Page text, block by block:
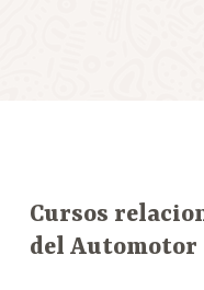
Cursos
del Automotor